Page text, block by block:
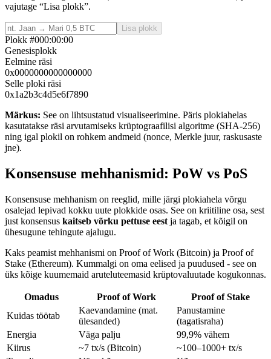
vajutage “Lisa plokk”.
Lisa plokk
Plokk #000:00:00
Genesisplokk
Eelmine räsi
0x0000000000000000
Selle ploki räsi
0x1a2b3c4d5e6f7890
Märkus: See on lihtsustatud visualiseerimine. Päris plokiahelas
kasutatakse räsi arvutamiseks krüptograafilisi algoritme (SHA-256)
ning igal plokil on rohkem andmeid (nonce, Merkle juur, raskusaste
jne).
Konsensuse mehhanismid: PoW vs PoS
Konsensuse mehhanism on reeglid, mille järgi plokiahela võrgu
osalejad lepivad kokku uute plokkide osas. See on kriitiline osa, sest
just konsensus kaitseb võrku pettuse eest ja tagab, et kõigil on
ühesugune tehingute ajalugu.
Kaks peamist mehhanismi on Proof of Work (Bitcoin) ja Proof of
Stake (Ethereum). Kummalgi on oma eelised ja puudused - see on
üks kõige kuumemaid aruteluteemasid krüptovaluutade kogukonnas.
Omadus Proof of Work
Proof of Stake
Kuidas töötab
Kaevandamine (mat.
ülesanded)
Panustamine
(tagatisraha)
Energia
Väga palju
99,9% vähem
Kiirus
~7 tx/s (Bitcoin)
~100–1000+ tx/s